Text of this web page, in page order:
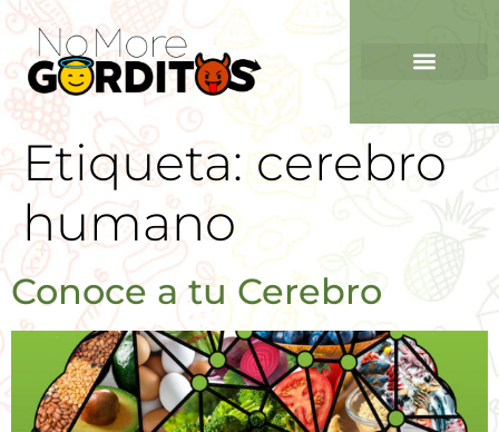
Etiqueta:cerebro
humano
Conoce a tu Cerebro